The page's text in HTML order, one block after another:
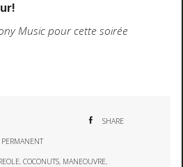
Music pour cette soirée
SHARE
,COCONUTS, MANEOUVRE,